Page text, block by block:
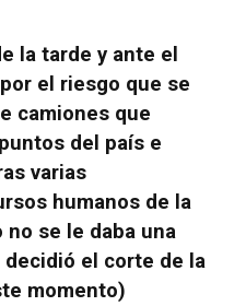
la tarde y ante el
el riesgo que se
camiones que
del país e
varias
humanos de la
se le daba una
el corte de la
momento)